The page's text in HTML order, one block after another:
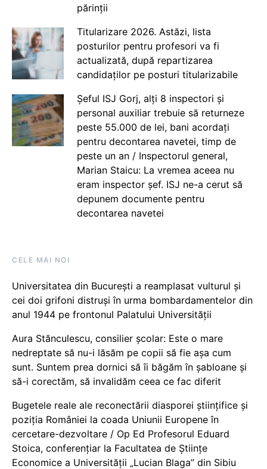
părinții
Titularizare 2026. Astăzi, lista
posturilor pentru profesori va fi
actualizată, după repartizarea
candidaților pe posturi titularizabile
Șeful ISJ Gorj, alți 8 inspectori și
personal auxiliar trebuie să returneze
peste 55.000 de lei, bani acordați
pentru decontarea navetei, timp de
peste un an / Inspectorul general,
Marian Staicu: La vremea aceea nu
eram inspector șef. ISJ ne-a cerut să
depunem documente pentru
decontarea navetei
CELE MAI NOI
Universitatea din București a reamplasat vulturul și
cei doi grifoni distruși în urma bombardamentelor din
anul 1944 pe frontonul Palatului Universității
Aura Stănculescu, consilier școlar: Este o mare
nedreptate să nu-i lăsăm pe copii să fie așa cum
sunt. Suntem prea dornici să îi băgăm în șabloane și
să-i corectăm, să invalidăm ceea ce fac diferit
Bugetele reale ale reconectării diasporei științifice și
poziția României la coada Uniunii Europene în
cercetare-dezvoltare / Op Ed Profesorul Eduard
Stoica, conferențiar la Facultatea de Științe
Economice a Universității „Lucian Blaga” din Sibiu